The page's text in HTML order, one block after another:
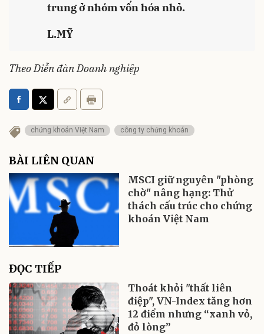
trung ở nhóm vốn hóa nhỏ.
L.MỸ
Theo Diễn đàn Doanh nghiệp
chứng khoán Việt Nam công ty chứng khoán
BÀI LIÊN QUAN
MSCI giữ nguyên "phòng
chờ" nâng hạng: Thử
thách cấu trúc cho chứng
khoán Việt Nam
ĐỌC TIẾP
Thoát khỏi "thất liên
điệp", VN-Index tăng hơn
12 điểm nhưng “xanh vỏ,
đỏ lòng”